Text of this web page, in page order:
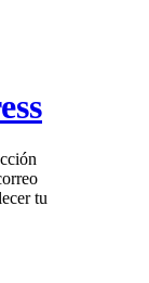
tu